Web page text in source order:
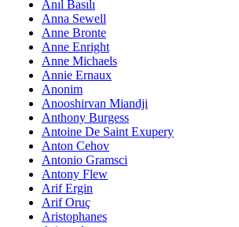
Anıl Basılı
Anna Sewell
Anne Bronte
Anne Enright
Anne Michaels
Annie Ernaux
Anonim
Anooshirvan Miandji
Anthony Burgess
Antoine De Saint Exupery
Anton Cehov
Antonio Gramsci
Antony Flew
Arif Ergin
Arif Oruç
Aristophanes